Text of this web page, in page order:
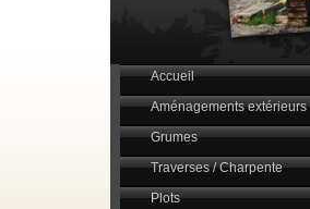
Accueil
Aménagements extérieurs
Grumes
Traverses / Charpente
Plots